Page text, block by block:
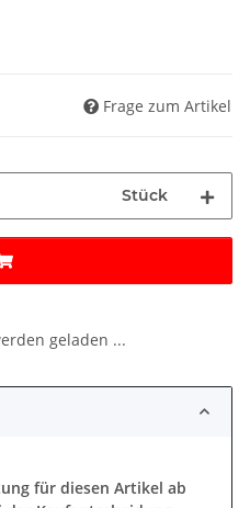
Frage zum Artikel
Stück
geladen ...
für diesen Artikel ab